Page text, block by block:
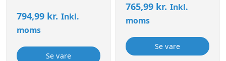
værktøj og tilbehør.
794,99 kr. Inkl.
moms
Se vare
opbevaring af værktøj.
765,99 kr. Inkl.
moms
Se vare